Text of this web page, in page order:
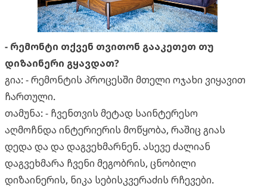
- რემონტი თქვენ თვითონ გააკეთეთ თუ
დიზაინერი გყავდათ?
გია: - რემონტის პროცესში მთელი ოჯახი ვიყავით
ჩართული.
თამუნა: - ჩვენთვის მეტად საინტერესო
აღმოჩნდა ინტერიერის მოწყობა, რაშიც გიას
დედა და და დაგვეხმარნენ. ასევე ძალიან
დაგვეხმარა ჩვენი მეგობრის, ცნობილი
დიზაინერის, ნიკა სებისკვერაძის რჩევები.